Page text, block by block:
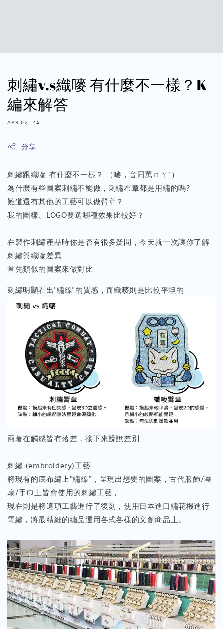
刺繡v.s織嘜 有什麼不一樣？K
編來解答
APR 02, 24
分享
刺繡跟織嘜 有什麼不一樣？ （嘜，音同罵ㄇㄚˋ）
為什麼有些圖案刺繡不能做，刺繡布章都是用繡的嗎?
難道還有其他的工藝可以做臂章？
我的圖樣、LOGO要選哪種效果比較好？
在製作刺繡產品時你是否有很多疑問，今天就一次讓你了解
刺繡與織嘜差異
首先類似的圖案來做對比
刺繡明顯看出"繡線"的質感，而織嘜則是比較平坦的
兩著在觸感皆有落差，接下來說說差別
刺繡 (embroidery)工藝
將現有的底布繡上“繡線”，呈現出想要的圖案，古代服飾/團
扇/手巾上皆會使用的刺繡工藝，
現在則是將這項工藝進行了復刻，使用日本進口繡花機進行
電繡，將最精細的繡品運用各式各樣的文創商品上。